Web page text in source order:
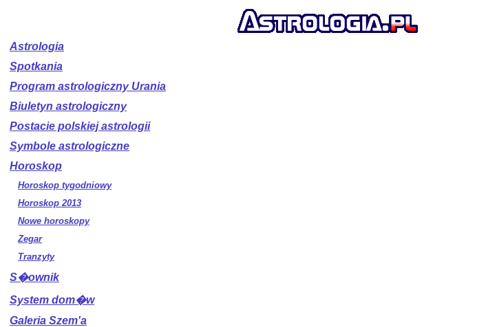
Astrologia
Spotkania
Program astrologiczny Urania
Biuletyn astrologiczny
Postacie polskiej astrologii
Symbole astrologiczne
Horoskop
Horoskop tygodniowy
Horoskop 2013
Nowe horoskopy
Zegar
Tranzyty
S�ownik
System dom�w
Galeria Szem'a